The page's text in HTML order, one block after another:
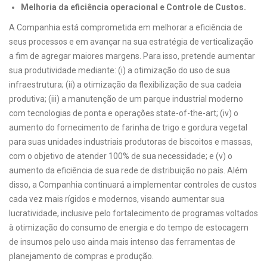
Melhoria da eficiência operacional e Controle de Custos.
A Companhia está comprometida em melhorar a eficiência de
seus processos e em avançar na sua estratégia de verticalização
a fim de agregar maiores margens. Para isso, pretende aumentar
sua produtividade mediante: (i) a otimização do uso de sua
infraestrutura; (ii) a otimização da flexibilização de sua cadeia
produtiva; (iii) a manutenção de um parque industrial moderno
com tecnologias de ponta e operações state-of-the-art; (iv) o
aumento do fornecimento de farinha de trigo e gordura vegetal
para suas unidades industriais produtoras de biscoitos e massas,
com o objetivo de atender 100% de sua necessidade; e (v) o
aumento da eficiência de sua rede de distribuição no país. Além
disso, a Companhia continuará a implementar controles de custos
cada vez mais rígidos e modernos, visando aumentar sua
lucratividade, inclusive pelo fortalecimento de programas voltados
à otimização do consumo de energia e do tempo de estocagem
de insumos pelo uso ainda mais intenso das ferramentas de
planejamento de compras e produção.